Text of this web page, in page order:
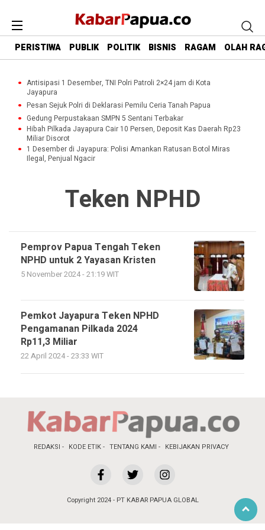
PERISTIWA PUBLIK POLITIK BISNIS RAGAM OLAH
Antisipasi 1 Desember, TNI Polri Patroli 2×24 jam di Kota
Jayapura
Pesan Sejuk Polri di Deklarasi Pemilu Ceria Tanah Papua
Gedung Perpustakaan SMPN 5 Sentani Terbakar
Hibah Pilkada Jayapura Cair 10 Persen, Deposit Kas Daerah Rp23
Miliar Disorot
1 Desember di Jayapura: Polisi Amankan Ratusan Botol Miras
Ilegal, Penjual Ngacir
Teken NPHD
Pemprov Papua Tengah Teken
NPHD untuk 2 Yayasan Kristen
5 November 2024 - 21:19 WIT
Pemkot Jayapura Teken NPHD
Pengamanan Pilkada 2024
Rp11,3 Miliar
22 April 2024 - 23:33 WIT
REDAKSI KODE ETIK TENTANG KAMI KEBIJAKAN PRIVACY
Copyright 2024 - PT KABAR PAPUA GLOBAL